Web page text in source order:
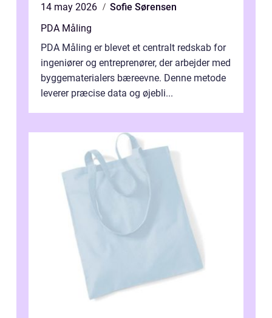
14 may 2026
Sofie Sørensen
PDA Måling
PDA Måling er blevet et centralt redskab for
ingeniører og entreprenører, der arbejder med
byggematerialers bæreevne. Denne metode
leverer præcise data og øjebli...